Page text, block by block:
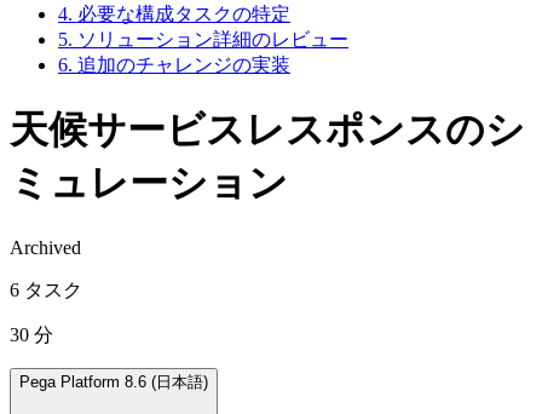
4. 必要な構成タスクの特定
5. ソリューション詳細のレビュー
6. 追加のチャレンジの実装
天候サービスレスポンスのシ
ミュレーション
Archived
6 タスク
30 分
Pega Platform 8.6 (日本語)